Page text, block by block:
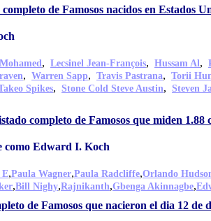
de Famosos nacidos en Estados
, Lecsinel Jean-François, Hussam Al,
, Warren Sapp, Travis Pastrana, Torii
Spikes, Stone Cold Steve Austin, Steven
completo de Famosos que miden
como Edward I. Koch
E,Paula Wagner,Paula Radcliffe,Orlando
,Bill Nighy,Rajnikanth,Gbenga Akinnagbe,
de Famosos que nacieron el dia 12